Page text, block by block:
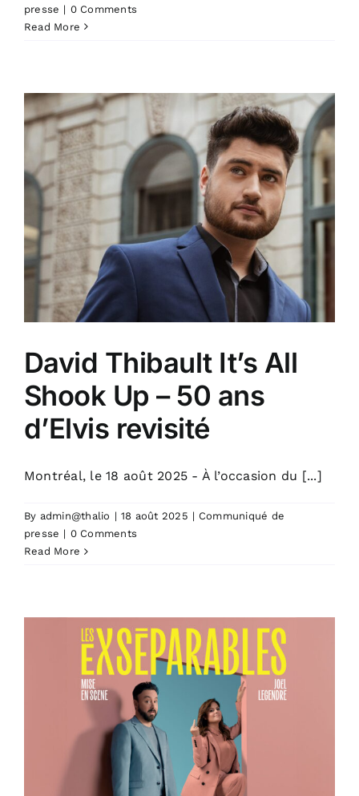
presse | 0 Comments
Read More
David Thibault It’s All
Shook Up – 50 ans
d’Elvis revisité
Montréal, le 18 août 2025 - À l’occasion du [...]
By admin@thalio | 18 août 2025 | Communiqué de
presse | 0 Comments
Read More